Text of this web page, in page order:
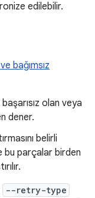
edilebilir.
bağımsız
olan veya
dener.
belirli
bu parçalar birden
--retry-type